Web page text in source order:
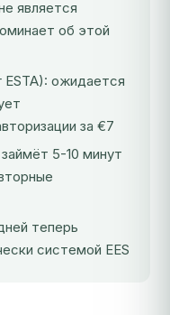
является
об этой
ESTA): ожидается
за €7
5-10 минут
теперь
системой EES